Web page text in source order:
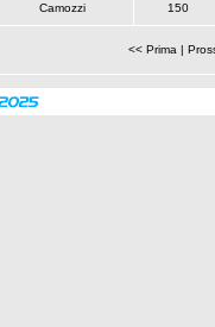
Camozzi 150
<< Prima |